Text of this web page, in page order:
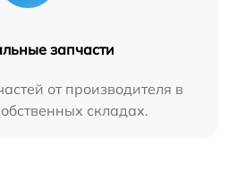
запчасти
от производителя в
складах.